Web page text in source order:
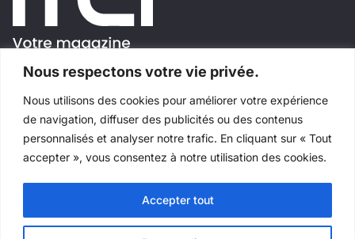
Nous respectons votre vie privée.
Nous utilisons des cookies pour améliorer votre expérience
de navigation, diffuser des publicités ou des contenus
personnalisés et analyser notre trafic. En cliquant sur « Tout
accepter », vous consentez à notre utilisation des cookies.
Accepter tout
SUIVEZ-NOUS!
Tous droits réservés©Salons Industriels
Fait avec
parWebsimple